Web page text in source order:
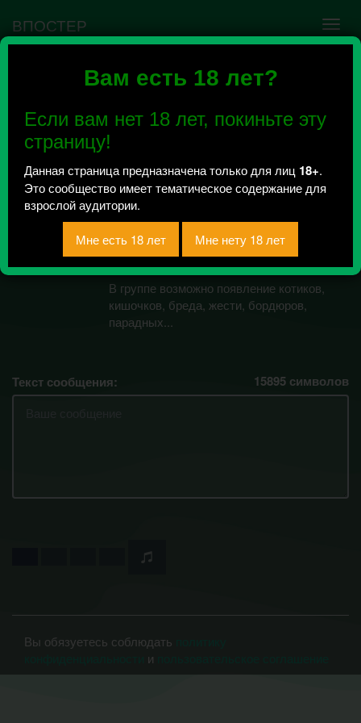
Вам есть 18 лет?
Если вам нет 18 лет, покиньте эту
страницу!
Данная страница предназначена только для лиц 18+.
Это сообщество имеет тематическое содержание для
взрослой аудитории.
ВПОСТЕР
Ошибка VK API #5
сообщества нужно авторизоваться на сервисе
повторно.
Котики-кишочки. 18+
Всего 0, за сегодня 0 сообщений
отправлено / Рейтинг 0
В группе возможно появление котиков,
кишочков, бреда, жести, бордюров,
парадных...
Текст сообщения: 15895 символов
Вы обязуетесь соблюдать
и